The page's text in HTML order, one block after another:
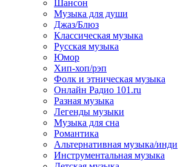
Шансон
Музыка для души
Джаз/Блюз
Классическая музыка
Русская музыка
Юмор
Хип-хоп/рэп
Фолк и этническая музыка
Онлайн Радио 101.ru
Разная музыка
Легенды музыки
Музыка для сна
Романтика
Альтернативная музыка/инди
Инструментальная музыка